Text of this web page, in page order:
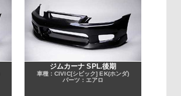
ジムカーナ SPL.後期
車種：CIVIC[シビック] EK(ホンダ)
パーツ：エアロ